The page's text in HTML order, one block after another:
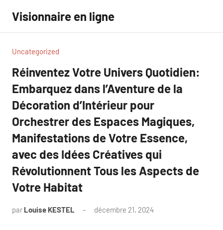
contenu
Visionnaire en ligne
Uncategorized
Réinventez Votre Univers Quotidien:
Embarquez dans l’Aventure de la
Décoration d’Intérieur pour
Orchestrer des Espaces Magiques,
Manifestations de Votre Essence,
avec des Idées Créatives qui
Révolutionnent Tous les Aspects de
Votre Habitat
par Louise KESTEL décembre 21, 2024